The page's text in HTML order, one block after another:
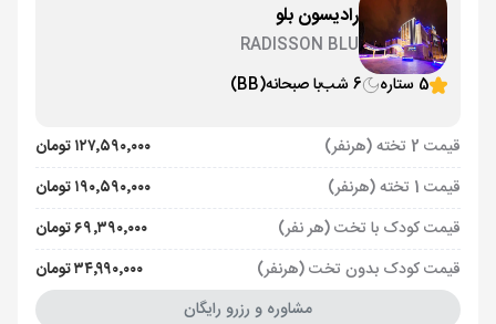
رادیسون بلو
RADISSON BLU
5 ستاره
6 شب با صبحانه(BB)
قیمت 2 تخته (هرنفر)
۱۲۷٬۵۹۰٬۰۰۰ تومان
قیمت 1 تخته (هرنفر)
۱۹۰٬۵۹۰٬۰۰۰ تومان
قیمت کودک با تخت (هر نفر)
۶۹٬۳۹۰٬۰۰۰ تومان
قیمت کودک بدون تخت (هرنفر)
۳۴٬۹۹۰٬۰۰۰ تومان
مشاوره و رزرو رایگان